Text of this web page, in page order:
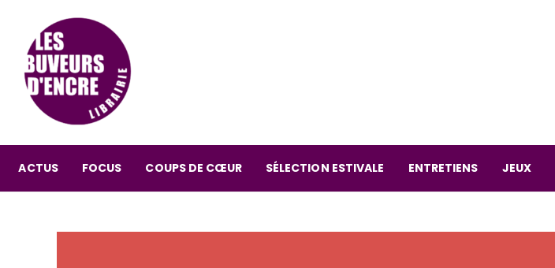
ACTUS FOCUS COUPS DE CŒUR SÉLECTION ESTIVALE ENTRETIENS JEUX